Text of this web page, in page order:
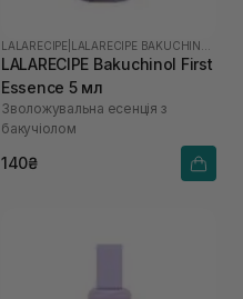
LALARECIPE
LALARECIPE Bakuchinol First
Essence 5 мл
Зволожувальна есенція з
бакучіолом
140₴